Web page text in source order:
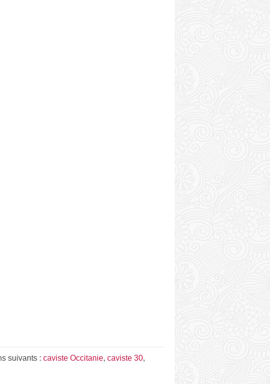
suivants : caviste Occitanie, caviste 30,